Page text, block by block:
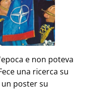
e non poteva
una ricerca su
poster su